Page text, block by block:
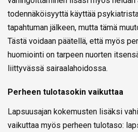
todennäköisyyttä käyttää
tapahtuman jälkeen, mutta tämä
Tästä voidaan päätellä, että myös
huomiointi on tarpeen nuorten
liittyvässä sairaalahoidossa.
Perheen tulotasokin vaikuttaa
Lapsuusajan kokemusten lisäksi
vaikuttaa myös perheen tulotaso: